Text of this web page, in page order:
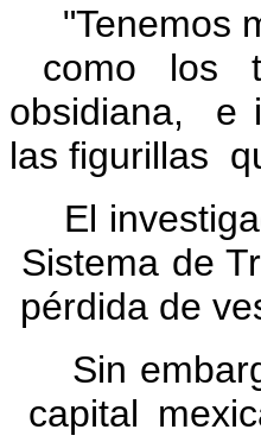
"Tenemos
como los
obsidiana, e
las figurillas
El
Sistema de
pérdida de
Sin
capital